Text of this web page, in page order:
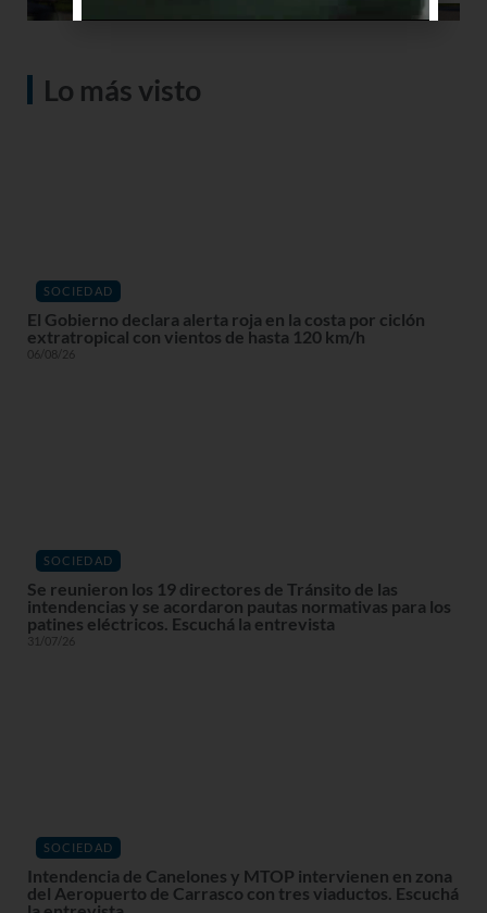
Lo más visto
SOCIEDAD
El Gobierno declara alerta roja en la costa por ciclón
extratropical con vientos de hasta 120 km/h
06/08/26
SOCIEDAD
Se reunieron los 19 directores de Tránsito de las
intendencias y se acordaron pautas normativas para los
patines eléctricos. Escuchá la entrevista
31/07/26
SOCIEDAD
Intendencia de Canelones y MTOP intervienen en zona
del Aeropuerto de Carrasco con tres viaductos. Escuchá